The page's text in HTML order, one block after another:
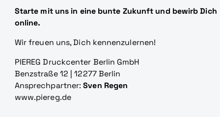
Starte mit uns in eine bunte Zukunft und bewirb Dich
online.
Wir freuen uns, Dich kennenzulernen!
PIEREG Druckcenter Berlin GmbH
Benzstraße 12 | 12277 Berlin
Ansprechpartner:Sven Regen
www.piereg.de